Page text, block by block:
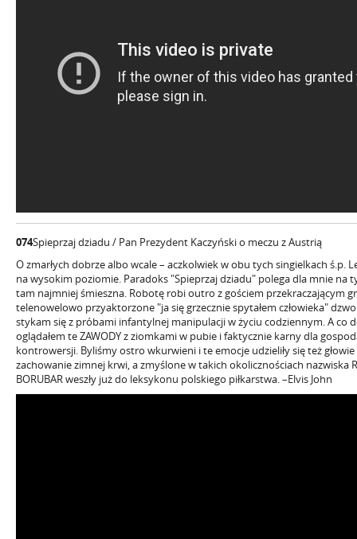
074Spieprzaj dziadu / Pan Prezydent Kaczyński o meczu z Austrią
O zmarłych dobrze albo wcale – aczkolwiek w obu tych singielkach ś.p.
na wysokim poziomie. Paradoks "Spieprzaj dziadu" polega dla mnie na
tam najmniej śmieszna. Robotę robi outro z gościem przekraczającym
telenowelowo przyaktorzone "ja się grzecznie spytałem człowieka"
stykam się z próbami infantylnej manipulacji w życiu codziennym. A co
oglądałem te ZAWODY z ziomkami w pubie i faktycznie karny dla
kontrowersji. Byliśmy ostro wkurwieni i te emocje udzieliły się też
zachowanie zimnej krwi, a zmyślone w takich okolicznościach nazwiska
BORUBAR weszły już do leksykonu polskiego piłkarstwa. –Elvis John